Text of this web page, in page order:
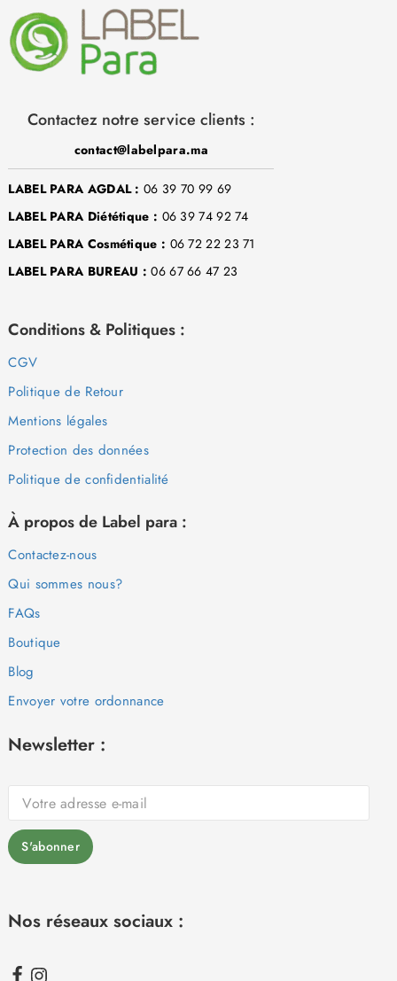
Contactez notre service clients :
contact@labelpara.ma
LABEL PARA AGDAL : 06 39 70 99 69
LABEL PARA Diététique : 06 39 74 92 74
LABEL PARA Cosmétique : 06 72 22 23 71
LABEL PARA BUREAU : 06 67 66 47 23
Conditions & Politiques :
CGV
Politique de Retour
Mentions légales
Protection des données
Politique de confidentialité
À propos de Label para :
Contactez-nous
Qui sommes nous?
FAQs
Boutique
Blog
Envoyer votre ordonnance
Newsletter :
Nos réseaux sociaux :